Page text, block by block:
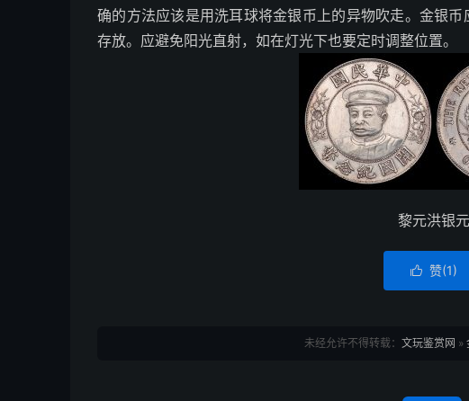
确的方法应该是用洗耳球将金银币上的异物吹走。金银
存放。应避免阳光直射，如在灯光下也要定时调整位置。
黎元洪银元
 赞(1)
未经允许不得转载： 文玩鉴赏网 »